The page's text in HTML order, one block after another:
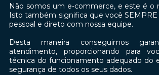
Não somos um e-commerce, e este é o
Isto também significa que você
pessoal e direto com nossa equipe.
Desta maneira conseguimos
atendimento, proporcionando para
técnica do funcionamento adequado do
segurança de todos os seus dados.